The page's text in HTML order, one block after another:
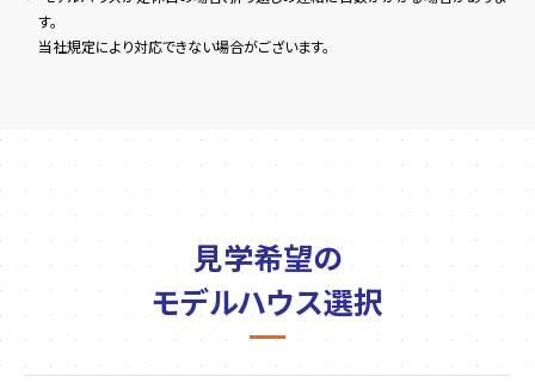
す。
当社規定により対応できない場合がございます。
見学希望の
モデルハウス選択